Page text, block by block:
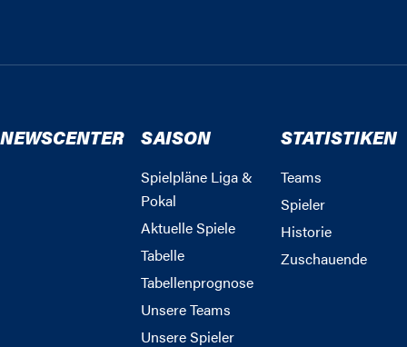
NEWSCENTER SAISON
Spielpläne Liga &
Pokal
Aktuelle Spiele
Tabelle
Tabellenprognose
Unsere Teams
Unsere Spieler
STATISTIKEN
Teams
Spieler
Historie
Zuschauende